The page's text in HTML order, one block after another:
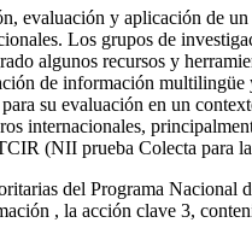
evaluación y aplicación de
Los grupos de
algunos recursos y
de información
su evaluación en un
internacionales,
(NII prueba Colecta para
del Programa
, la acción clave 3,